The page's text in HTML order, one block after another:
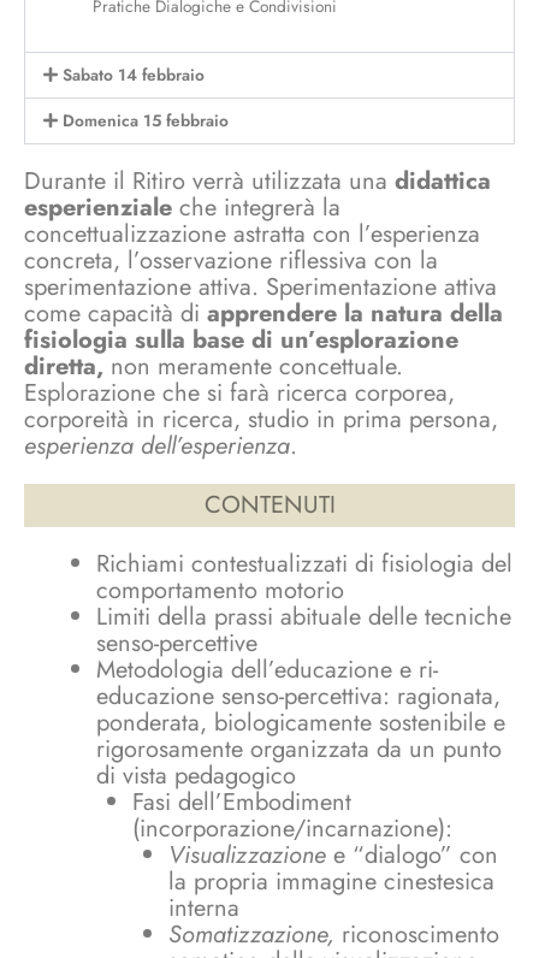
Pratiche Dialogiche e Condivisioni
Sabato 14 febbraio
Domenica 15 febbraio
Durante il Ritiro verrà utilizzata una didattica
esperienziale che integrerà la
concettualizzazione astratta con l’esperienza
concreta, l’osservazione riflessiva con la
sperimentazione attiva. Sperimentazione attiva
come capacità di apprendere la natura della
fisiologia sulla base di un’esplorazione
diretta, non meramente concettuale.
Esplorazione che si farà ricerca corporea,
corporeità in ricerca, studio in prima persona,
esperienza dell’esperienza.
CONTENUTI
Richiami contestualizzati di fisiologia del
comportamento motorio
Limiti della prassi abituale delle tecniche
senso-percettive
Metodologia dell’educazione e ri-
educazione senso-percettiva: ragionata,
ponderata, biologicamente sostenibile e
rigorosamente organizzata da un punto
di vista pedagogico
Fasi dell’Embodiment
(incorporazione/incarnazione):
Visualizzazione e “dialogo” con
la propria immagine cinestesica
interna
Somatizzazione, riconoscimento